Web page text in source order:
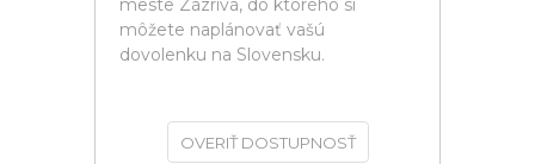
meste Zázrivá, do ktorého si
môžete naplánovať vašú
dovolenku na Slovensku.
OVERIŤ DOSTUPNOSŤ